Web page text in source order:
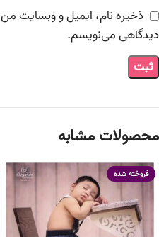
ذخیره نام، ایمیل و وبسایت من
دیدگاهی می‌نویسم.
محصولات مشابه
فروخته شده